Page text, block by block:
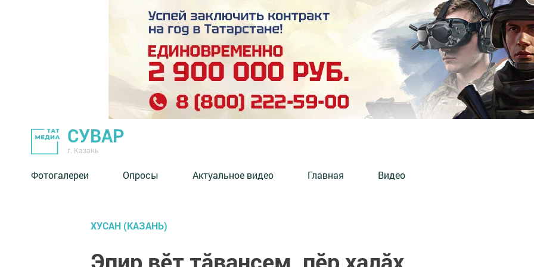
СУВАР
г. Казань
Фотогалереи Опросы Актуальное видео Главная Видео
ХУСАН (КАЗАНЬ)
Эпир вӗт тăвансем, пӗр халăх